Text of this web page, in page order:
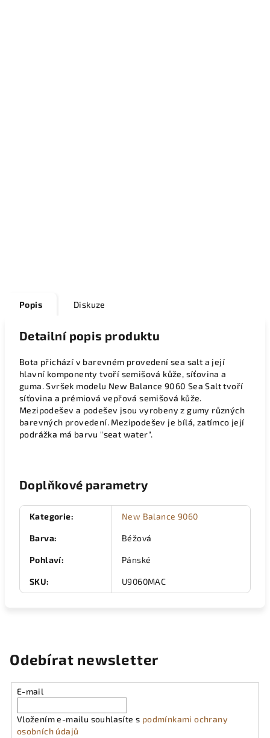
Popis Diskuze
Detailní popis produktu
Bota přichází v barevném provedení sea salt a její
hlavní komponenty tvoří semišová kůže, síťovina a
guma. Svršek modelu New Balance 9060 Sea Salt tvoří
síťovina a prémiová vepřová semišová kůže.
Mezipodešev a podešev jsou vyrobeny z gumy různých
barevných provedení. Mezipodešev je bílá, zatímco její
podrážka má barvu "seat water".
Doplňkové parametry
Kategorie: New Balance 9060
Barva: Béžová
Pohlaví: Pánské
SKU: U9060MAC
Odebírat newsletter
E-mail
Vložením e-mailu souhlasíte s podmínkami ochrany
osobních údajů